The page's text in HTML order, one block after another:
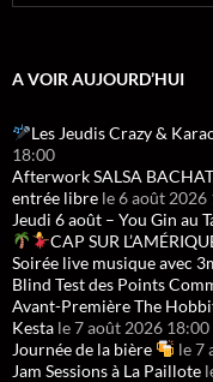
A VOIR AUJOURD’HUI
Les Jeudis Crazy &
18:00
Afterwork SALSA
entrée libre le 6 août 2026
Jeudi 6 août – You Gin au
CAP SUR
Soirée live musique avec
Blind Test des Points
Avant-Première The
Kesta le 7 août 2026 18:00
Journée de la bière
le 7
Jam Sessions à La Paillote